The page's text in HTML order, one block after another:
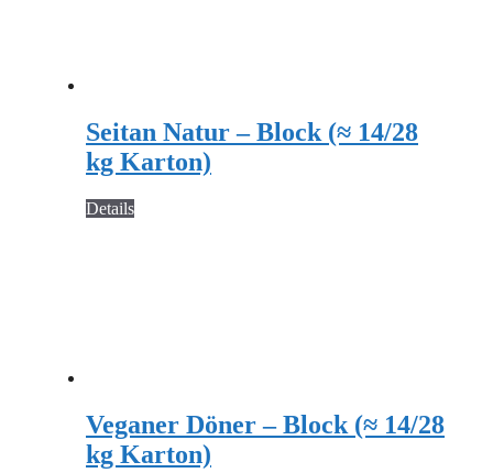
Seitan Natur – Block (≈ 14/28
kg Karton)
Details
Veganer Döner – Block (≈ 14/28
kg Karton)